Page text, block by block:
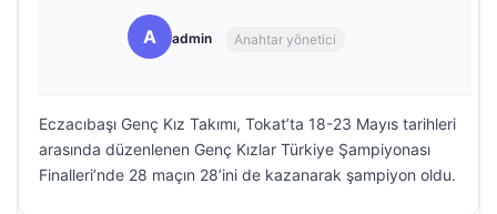
A admin Anahtar yönetici
Eczacıbaşı Genç Kız Takımı, Tokat’ta 18-23 Mayıs tarihleri
arasında düzenlenen Genç Kızlar Türkiye Şampiyonası
Finalleri’nde 28 maçın 28’ini de kazanarak şampiyon oldu.